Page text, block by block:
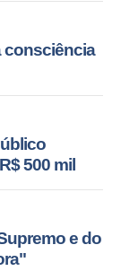
consciência
500 mil
e do